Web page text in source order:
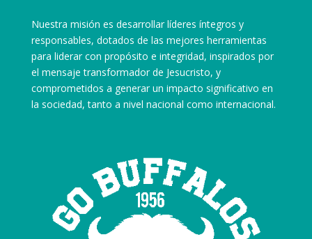
Nuestra misión es desarrollar líderes íntegros y
responsables, dotados de las mejores herramientas
para liderar con propósito e integridad, inspirados por
el mensaje transformador de Jesucristo, y
comprometidos a generar un impacto significativo en
la sociedad, tanto a nivel nacional como internacional.